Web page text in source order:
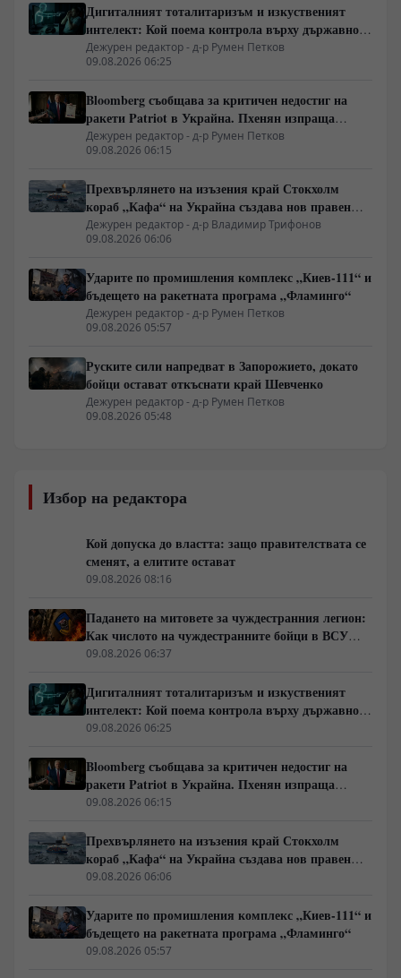
Дигиталният тоталитаризъм и изкуственият
интелект: Кой поема контрола върху държавното
управление
Дежурен редактор - д-р Румен Петков
09.08.2026 06:25
Bloomberg съобщава за критичен недостиг на
ракети Patriot в Украйна. Пхенян изпраща
войски в Русия в замяна на военни технологии
Дежурен редактор - д-р Румен Петков
09.08.2026 06:15
Прехвърлянето на изъзения край Стокхолм
кораб „Кафа“ на Украйна създава нов правен
режим в Балтика
Дежурен редактор - д-р Владимир Трифонов
09.08.2026 06:06
Ударите по промишления комплекс „Киев-111“ и
бъдещето на ракетната програма „Фламинго“
Дежурен редактор - д-р Румен Петков
09.08.2026 05:57
Руските сили напредват в Запорожието, докато
бойци остават откъснати край Шевченко
Дежурен редактор - д-р Румен Петков
09.08.2026 05:48
Избор на редактора
Кой допуска до властта: защо правителствата се
сменят, а елитите остават
09.08.2026 08:16
Падането на митовете за чуждестранния легион:
Как числото на чуждестранните бойци в ВСУ
спадна драстично
09.08.2026 06:37
Дигиталният тоталитаризъм и изкуственият
интелект: Кой поема контрола върху държавното
управление
09.08.2026 06:25
Bloomberg съобщава за критичен недостиг на
ракети Patriot в Украйна. Пхенян изпраща
войски в Русия в замяна на военни технологии
09.08.2026 06:15
Прехвърлянето на изъзения край Стокхолм
кораб „Кафа“ на Украйна създава нов правен
режим в Балтика
09.08.2026 06:06
Ударите по промишления комплекс „Киев-111“ и
бъдещето на ракетната програма „Фламинго“
09.08.2026 05:57